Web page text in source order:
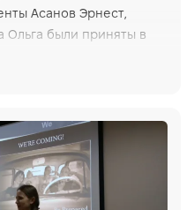
Асанов Эрнест,
Ольга были приняты в